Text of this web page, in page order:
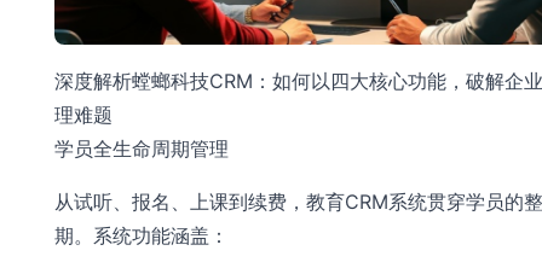
深度解析螳螂科技CRM：如何以四大核心功能，破解企
理难题
学员全生命周期管理
从试听、报名、上课到续费，教育CRM系统贯穿学员的
期。系统功能涵盖：